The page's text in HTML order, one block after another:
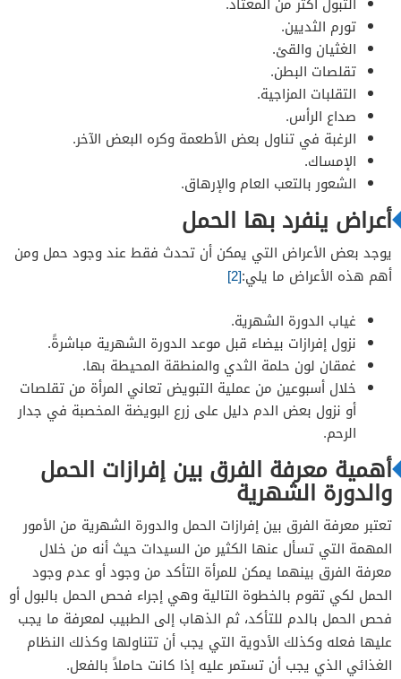
تورم الثديين.
الغثيان والقئ.
تقلصات البطن.
التقلبات المزاجية.
صداع الرأس.
الرغبة في تناول بعض الأطعمة وكره البعض الآخر.
الإمساك.
الشعور بالتعب العام والإرهاق.
أعراض ينفرد بها الحمل
يوجد بعض الأعراض التي يمكن أن تحدث فقط عند وجود حمل ومن
أهم هذه الأعراض ما يلي:[2]
غياب الدورة الشهرية.
نزول إفرازات بيضاء قبل موعد الدورة الشهرية مباشرةً.
غمقان لون حلمة الثدي والمنطقة المحيطة بها.
خلال أسبوعين من عملية التبويض تعاني المرأة من تقلصات
أو نزول بعض الدم دليل على زرع البويضة المخصبة في جدار
الرحم.
أهمية معرفة الفرق بين إفرازات الحمل
والدورة الشهرية
تعتبر معرفة الفرق بين إفرازات الحمل والدورة الشهرية من الأمور
المهمة التي تسأل عنها الكثير من السيدات حيث أنه من خلال
معرفة الفرق بينهما يمكن للمرأة التأكد من وجود أو عدم وجود
الحمل لكي تقوم بالخطوة التالية وهي إجراء فحص الحمل بالبول أو
فحص الحمل بالدم للتأكد، ثم الذهاب إلى الطبيب لمعرفة ما يجب
عليها فعله وكذلك الأدوية التي يجب أن تتناولها وكذلك النظام
الغذائي الذي يجب أن تستمر عليه إذا كانت حاملاً بالفعل.